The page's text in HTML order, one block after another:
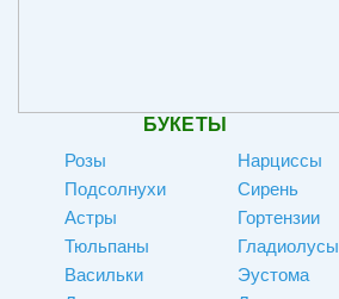
БУКЕТЫ
Розы
Подсолнухи
Астры
Тюльпаны
Васильки
Нарциссы
Сирень
Гортензии
Гладиолусы
Эустома